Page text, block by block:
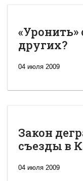
других?
04 июля 2009
Закон
съезды в
04 июля 2009